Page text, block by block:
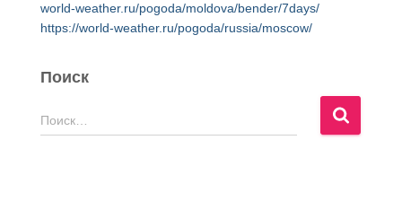
world-weather.ru/pogoda/moldova/bender/7days/
https://world-weather.ru/pogoda/russia/moscow/
Поиск
Н
а
Поиск…